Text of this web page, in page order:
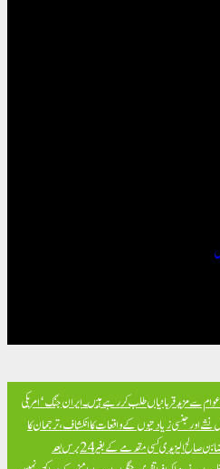
سے مزید قربانیاں طلب کر رہے ہیں۔ایران جنگ ‘امریکی
اور جنسی زیادتیوں کے واقعات کا انکشاف، ترجمان کا
تیونسی شہری رضا بن صالح الیزیدی کسی مقدمے کے بغیر 24 برس بعد